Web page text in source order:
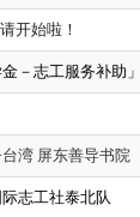
开始啦！
－志工服务补助
湾 屏东善导书院
志工社泰北队